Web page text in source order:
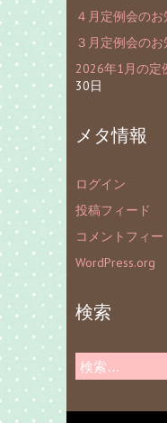
４月定例会の
３月定例会の
2026年1月の定
30日
メタ情報
ログイン
投稿フィード
コメントフィー
WordPress.org
検索
検